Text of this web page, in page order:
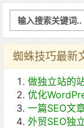
蜘蛛技巧最新
做独立站的
优化
一篇SEO文
外贸SEO独